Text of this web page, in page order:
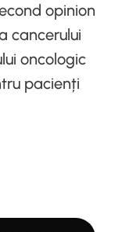
opinion
cancerului
oncologic
pacienți